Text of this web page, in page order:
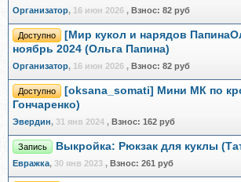
Организатор, 16 июн 2026 , Взнос: 82 руб
Доступно
[Мир кукол и нарядов
ноябрь 2024 (Ольга Папина)
Организатор, 16 июн 2026 , Взнос: 82 руб
Доступно
[oksana_somati] Мини МК по
Гончаренко)
Эвердин, 31 янв 2024 , Взнос: 162 руб
Запись Выкройка: Рюкзак для куклы
Евражкa, 30 янв 2023 , Взнос: 261 руб